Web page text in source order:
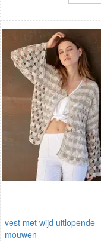
vest met wijd uitlopende
mouwen